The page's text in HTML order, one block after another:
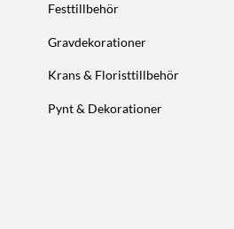
Festtillbehör
Gravdekorationer
Krans & Floristtillbehör
Pynt & Dekorationer